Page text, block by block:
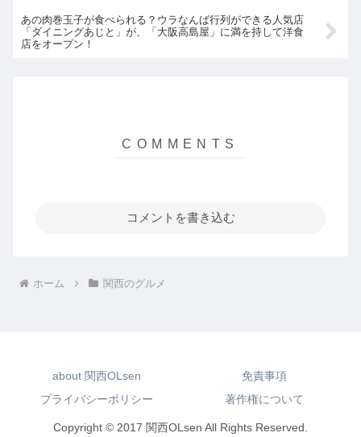
あの肉巻玉子が食べられる？ウラなんば行列ができる人気店
「ダイニングあじと」が、「大阪高島屋」に満を持して洋食
店をオープン！
コメントを書き込む
ホーム 関西のグルメ
about 関西OLsen
免責事項
プライバシーポリシー
著作権について
Copyright © 2017 関西OLsen All Rights Reserved.